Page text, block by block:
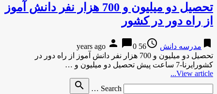
تحصیل دو میلیون و 700 هزار نفر دانش آموز
از راه دور در كشور
bookmark مدرسه دانش access_time
56 years ago
person chat_bubble0
تحصیل دو میلیون و 700 هزار نفر دانش آموز از راه دور در
كشورایرنا-7 ساعت پیش تحصیل دو میلیون و …
View article...
Search …
search